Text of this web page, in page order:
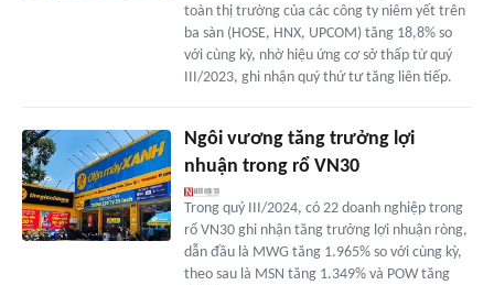
toàn thị trường của các công ty niêm yết trên
ba sàn (HOSE, HNX, UPCOM) tăng 18,8% so
với cùng kỳ, nhờ hiệu ứng cơ sở thấp từ quý
III/2023, ghi nhận quý thứ tư tăng liên tiếp.
Ngôi vương tăng trưởng lợi
nhuận trong rổ VN30
Trong quý III/2024, có 22 doanh nghiệp trong
rổ VN30 ghi nhận tăng trưởng lợi nhuận ròng,
dẫn đầu là MWG tăng 1.965% so với cùng kỳ,
theo sau là MSN tăng 1.349% và POW tăng